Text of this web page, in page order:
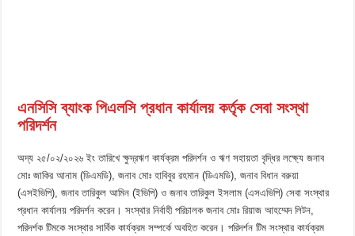
এনসিসি ব্যাংক পিএলসি প্রধান কার্যালয় কর্তৃক সেবা সংস্থা
পরিদর্শন
অদ্য ২৫/০২/২০২৬ ইং তারিখে ক্ষুদ্রঋণ কার্যক্রম পরিদর্শন ও ঋণ সহায়তা বৃদ্ধির লক্ষ্যে জনাব
মোঃ জাকির আনাম (ডিএমডি), জনাব মোঃ হাবিবুর রহমান (ডিএমডি), জনাব বিধান বরুয়া
(এসইভিপি), জনাব তারিকুল আমিন (ইভিপি) ও জনাব তারিকুল ইসলাম (এসএভিপি) সেবা সংস্থার
প্রধান কার্যালয় পরিদর্শন করেন। সংস্থার নির্বাহী পরিচালক জনাব মোঃ রিয়াজ আহম্মেদ লিটন,
পরিদর্শক টিমকে সংস্থার সার্বিক কার্যক্রম সম্পর্কে অবহিত করেন। পরিদর্শন টিম সংস্থার কার্যক্রম